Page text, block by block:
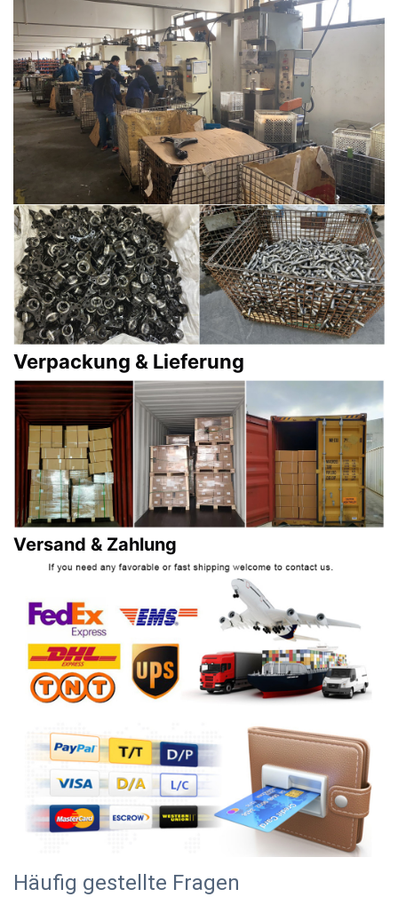
Verpackung & Lieferung
Versand & Zahlung
Häufig gestellte Fragen